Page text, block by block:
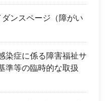
ンスページ（障がい
染症に係る障害福祉サ
準等の臨時的な取扱